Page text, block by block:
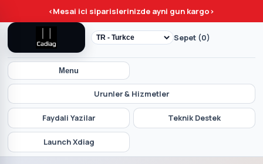
<Mesai ici siparislerinizde ayni gun kargo>
Menu
Urunler & Hizmetler
Faydali Yazilar Teknik Destek
Launch Xdiag
Sepet (0)